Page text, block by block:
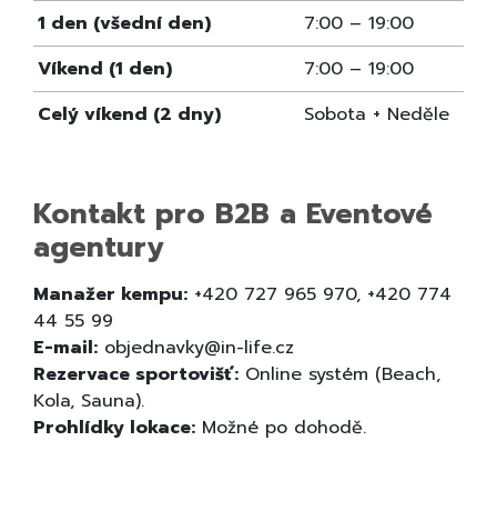
1 den (všední den)
7:00 – 19:00
Víkend (1 den)
7:00 – 19:00
Celý víkend (2 dny)
Sobota + Neděle
Kontakt pro B2B a Eventové
agentury
Manažer kempu: +420 727 965 970, +420 774
44 55 99
E-mail: objednavky@in-life.cz
Rezervace sportovišť: Online systém (Beach,
Kola, Sauna).
Prohlídky lokace: Možné po dohodě.